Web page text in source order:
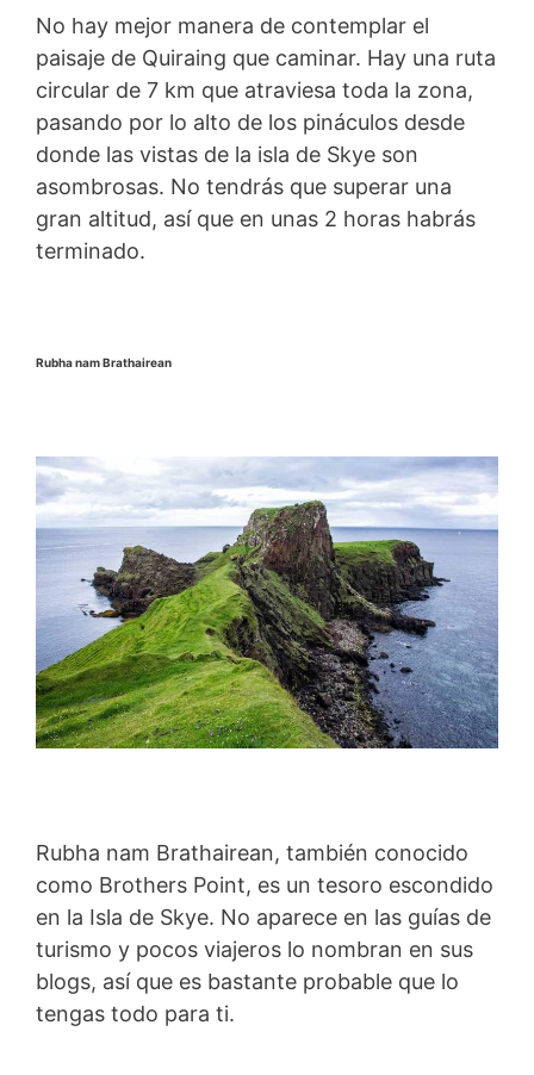
No hay mejor manera de contemplar el
paisaje de Quiraing que caminar. Hay una ruta
circular de 7 km que atraviesa toda la zona,
pasando por lo alto de los pináculos desde
donde las vistas de la isla de Skye son
asombrosas. No tendrás que superar una
gran altitud, así que en unas 2 horas habrás
terminado.
Rubha nam Brathairean
Rubha nam Brathairean, también conocido
como Brothers Point, es un tesoro escondido
en la Isla de Skye. No aparece en las guías de
turismo y pocos viajeros lo nombran en sus
blogs, así que es bastante probable que lo
tengas todo para ti.